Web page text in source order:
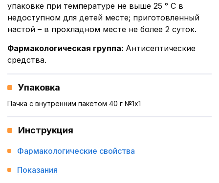
упаковке при температуре не выше 25 ° С в
недоступном для детей месте; приготовленный
настой – в прохладном месте не более 2 суток.
Фармакологическая группа: Антисептические
средства.
Упаковка
Пачка с внутренним пакетом 40 г №1x1
Инструкция
Фармакологические свойства
Показания